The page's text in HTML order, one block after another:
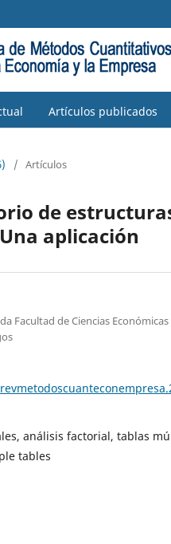
Artículos publicados
/ Artículos
de
aplicación
Facultad de Ciencias Económicas
análisis factorial, tablas
tables